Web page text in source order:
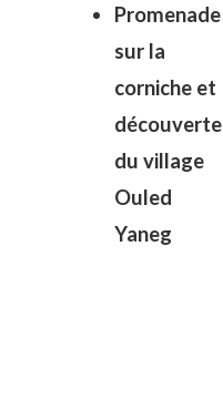
Promenade
sur la
corniche et
découverte
du village
Ouled
Yaneg